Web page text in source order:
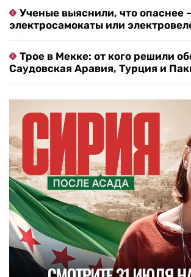
Ученые выяснили, что опаснее
электросамокаты или
Трое в Мекке: от кого решили
Саудовская Аравия, Турция и